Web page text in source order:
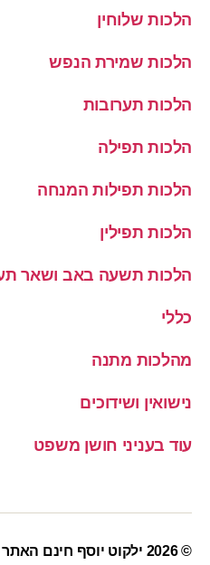
הלכות שלוחין
הלכות שמירת הנפש
הלכות תערובות
הלכות תפילה
הלכות תפילות המנחה
הלכות תפילין
הלכות תשעה באב ושאר
כללי
מהלכות מתנה
נישואין ושידוכים
עוד בעניני חושן משפט
© 2026
ילקוט יוסף חינם